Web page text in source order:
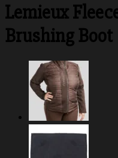
Lemieux
Brushing Boot